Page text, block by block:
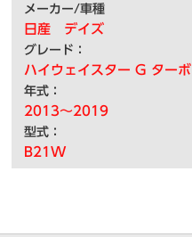
メーカー/車種
日産 デイズ
グレード：
ハイウェイスター G ターボ
年式：
2013～2019
型式：
B21W